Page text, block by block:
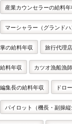
産業カウンセラーの給料年
マーシャラー（グランド
掌の給料年収 旅行代理
給料年収 カツオ漁船漁
編集長の給料年収 ドロ
パイロット（機長・副操